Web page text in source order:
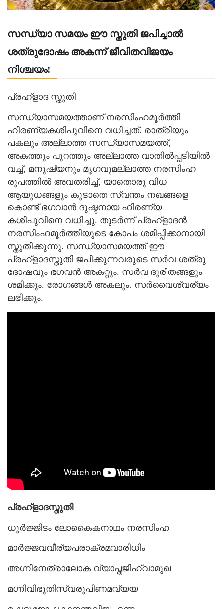
സന്ധ്യാ സമയം ഈ സ്തുതി ജപിച്ചാൽ
ശത്രുദോഷം അകന്ന് ജീവിതവിജയം
നിശ്ചയം!
പ്രഹ്ളാദ സ്തുതി
സന്ധ്യാസമയത്താണ് നരസിംഹമൂർത്തി
ഹിരണ്യകശിപുവിനെ വധിച്ചത്. രാത്രിയും
പകലും അല്ലാത്ത സന്ധ്യാസമയത്ത്,
അകത്തും പുറത്തും അല്ലാത്ത വാതിൽപ്പടിയിൽ
വച്ച്, മനുഷ്യനും മൃഗവുമല്ലാത്ത നരസിംഹ
രൂപത്തിൽ അവതരിച്ച്, യാതൊരു വിധ
ആയുധങ്ങളും കൂടാതെ സ്വന്തം നഖങ്ങളെ
കൊണ്ട് ഭഗവാൻ ദുഷ്ടനായ ഹിരണ്യ
കശിപുവിനെ വധിച്ചു. തുടർന്ന് പ്രഹ്ളാദൻ
നരസിംഹമൂർത്തിയുടെ കോപം ശമിപ്പിക്കാനായി
സ്തുതിക്കുന്നു. സന്ധ്യാസമയത്ത് ഈ
പ്രഹ്ളാദസ്തുതി ജപിക്കുന്നവരുടെ സർവ ശത്രു
ദോഷവും ഭഗവൻ അകറ്റും. സർവ ദുരിതങ്ങളും
ശമിക്കും. രോഗങ്ങൾ അകലും. സർവൈശ്വര്യം
ലഭിക്കും.
പ്രഹ്ളാദസ്തുതി
ധൂർജ്ജിടം ലോകൈകനാഥം നരസിംഹ
മാർജ്ജവവീര്യപരാക്രമവാരിധിം
അഗ്നിനേത്രാലോക വ്യാപ്തജിഹ്വാമുഖ
മഗ്നിവിഭൂതിസ്വരൂപിണമവ്യയ